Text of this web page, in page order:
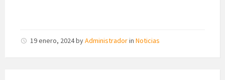
19 enero, 2024byAdministradorin Noticias